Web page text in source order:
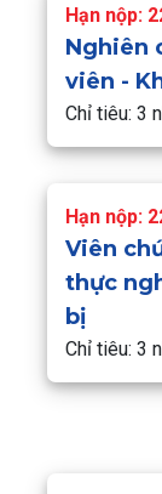
Hạn nộp:
Nghiên
viên -
Chỉ tiêu: 3
Hạn nộp:
Viên
thực
bị
Chỉ tiêu: 3